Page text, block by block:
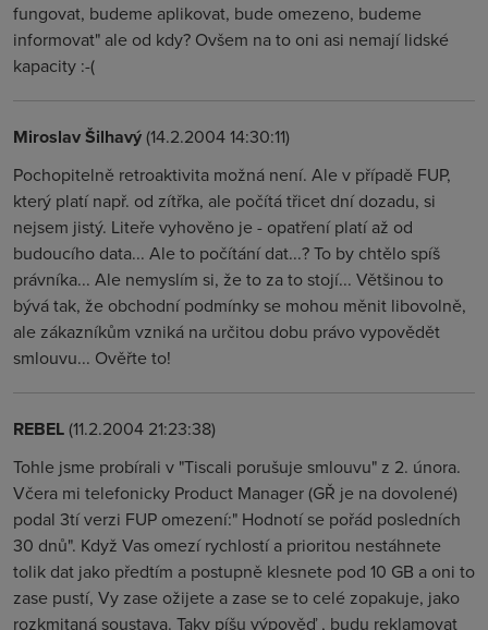
fungovat, budeme aplikovat, bude omezeno, budeme
informovat" ale od kdy? Ovšem na to oni asi nemají lidské
kapacity :-(
Miroslav Šilhavý(14.2.2004 14:30:11)
Pochopitelně retroaktivita možná není. Ale v případě FUP,
který platí např. od zítřka, ale počítá třicet dní dozadu, si
nejsem jistý. Liteře vyhověno je - opatření platí až od
budoucího data... Ale to počítání dat...? To by chtělo spíš
právníka... Ale nemyslím si, že to za to stojí... Většinou to
bývá tak, že obchodní podmínky se mohou měnit libovolně,
ale zákazníkům vzniká na určitou dobu právo vypovědět
smlouvu... Ověřte to!
REBEL(11.2.2004 21:23:38)
Tohle jsme probírali v "Tiscali porušuje smlouvu" z 2. února.
Včera mi telefonicky Product Manager (GŘ je na dovolené)
podal 3tí verzi FUP omezení:" Hodnotí se pořád posledních
30 dnů". Když Vas omezí rychlostí a prioritou nestáhnete
tolik dat jako předtím a postupně klesnete pod 10 GB a oni to
zase pustí, Vy zase ožijete a zase se to celé zopakuje, jako
rozkmitaná soustava. Taky píšu výpověď , budu reklamovat